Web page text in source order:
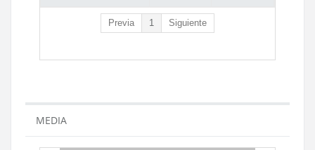
Previa 1 Siguiente
MEDIA